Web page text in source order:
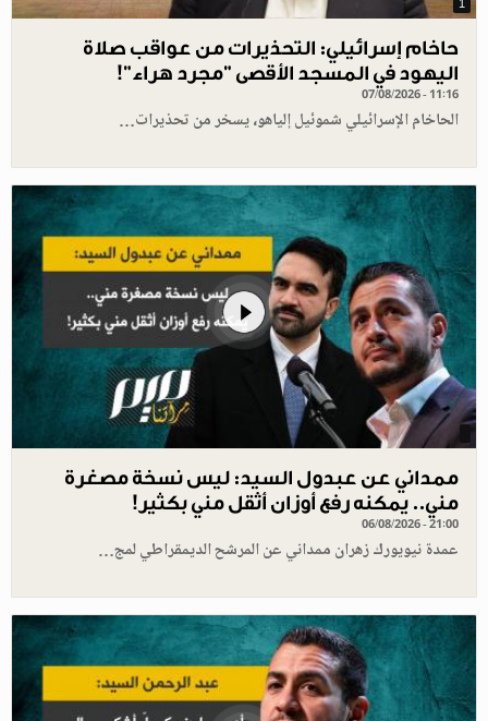
1
حاخام إسرائيلي: التحذيرات من عواقب صلاة
اليهود في المسجد الأقصى "مجرد هراء"!
07/08/2026 - 11:16
الحاخام الإسرائيلي شموئيل إلياهو، يسخر من تحذيرات…
ممداني عن عبدول السيد: ليس نسخة مصغرة
مني.. يمكنه رفع أوزان أثقل مني بكثير!
06/08/2026 - 21:00
عمدة نيويورك زهران ممداني عن المرشح الديمقراطي لمج…